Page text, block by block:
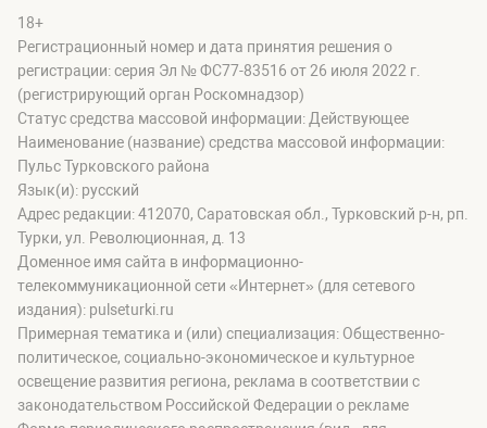
18+
Регистрационный номер и дата принятия решения о
регистрации: серия Эл № ФС77-83516 от 26 июля 2022 г.
(регистрирующий орган Роскомнадзор)
Статус средства массовой информации: Действующее
Наименование (название) средства массовой информации:
Пульс Турковского района
Язык(и): русский
Адрес редакции: 412070, Саратовская обл., Турковский р-н, рп.
Турки, ул. Революционная, д. 13
Доменное имя сайта в информационно-
телекоммуникационной сети «Интернет» (для сетевого
издания): pulseturki.ru
Примерная тематика и (или) специализация: Общественно-
политическое, социально-экономическое и культурное
освещение развития региона, реклама в соответствии с
законодательством Российской Федерации о рекламе